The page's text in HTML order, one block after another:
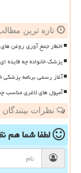
تازه ترین
اخطار جمع آوری روغن
پزشک خانواده چه فایده
آغاز رسمی برنامه پزشکی خانواده در
آمپول های لاغری مناسب
نظرات
لطفا شما هم